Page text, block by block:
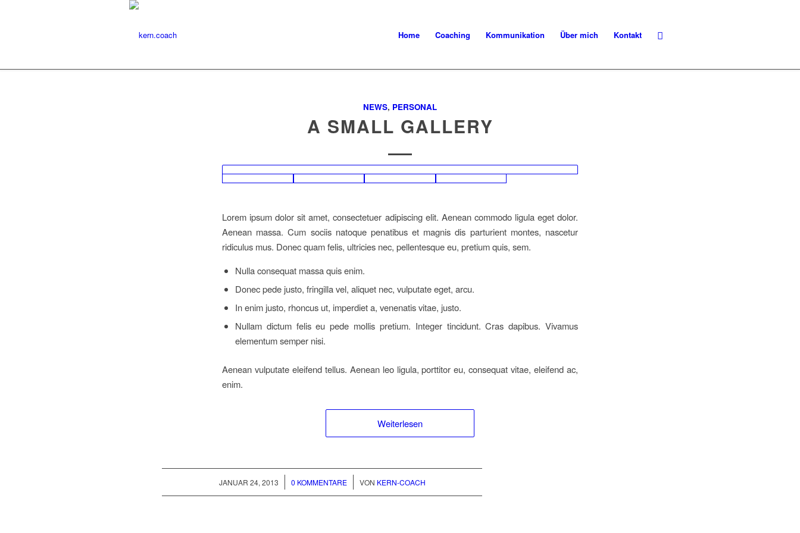
Home Coaching Kommunikation Über mich Kontakt
NEWS, PERSONAL
A SMALL GALLERY
Lorem ipsum dolor sit amet, consectetuer adipiscing elit. Aenean commodo ligula eget dolor.
Aenean massa. Cum sociis natoque penatibus et magnis dis parturient montes, nascetur
ridiculus mus. Donec quam felis, ultricies nec, pellentesque eu, pretium quis, sem.
Nulla consequat massa quis enim.
Donec pede justo, fringilla vel, aliquet nec, vulputate eget, arcu.
In enim justo, rhoncus ut, imperdiet a, venenatis vitae, justo.
Nullam dictum felis eu pede mollis pretium. Integer tincidunt. Cras dapibus. Vivamus
elementum semper nisi.
Aenean vulputate eleifend tellus. Aenean leo ligula, porttitor eu, consequat vitae, eleifend ac,
enim.
Weiterlesen
JANUAR 24, 2013
/ 0 KOMMENTARE
/ VON KERN-COACH